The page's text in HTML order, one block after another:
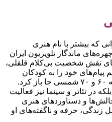
که بیشتر با نام هنری
ماندگار تلویزیون ایران
نقش شخصیت بی‌کلام قلقلی،
پیام‌های خود را به کودکان
منتقل می‌کرد، در دل نسل‌های دهه ۶۰ و ۷۰ شمسی جا باز کرد.
در تئاتر و سینما نیز فعالیت
و دستاوردهای هنری
زندگی، حرفه و ناگفته‌های او